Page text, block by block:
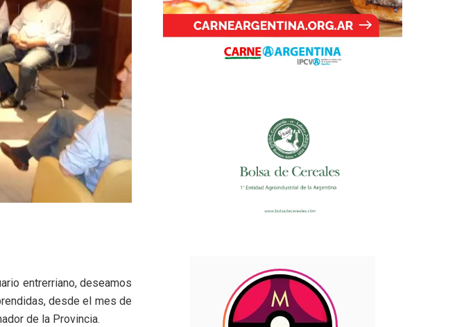
entrerriano, deseamos
desde el mes de
de la Provincia.